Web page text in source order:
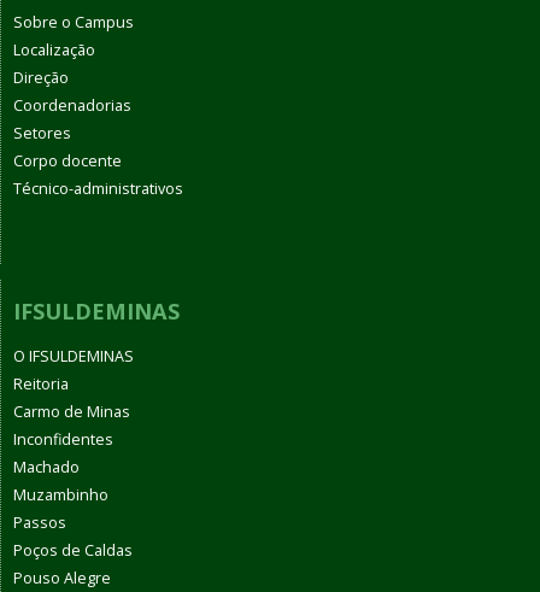
Sobre o Campus
Localização
Direção
Coordenadorias
Setores
Corpo docente
Técnico-administrativos
IFSULDEMINAS
O IFSULDEMINAS
Reitoria
Carmo de Minas
Inconfidentes
Machado
Muzambinho
Passos
Poços de Caldas
Pouso Alegre